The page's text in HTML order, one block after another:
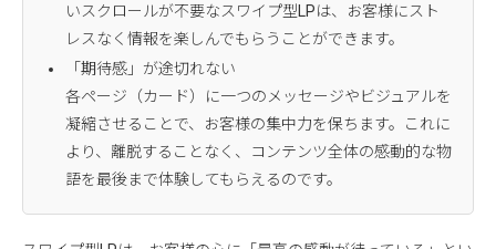
いスクロールが不要なスワイプ型LPは、お客様にスト
レスなく情報を楽しんでもらうことができます。
「期待感」が途切れない
各ページ（カード）に一つのメッセージやビジュアルを
凝縮させることで、お客様の集中力を保ちます。これに
より、離脱することなく、コンテンツ全体の感動的な物
語を最後まで体験してもらえるのです。